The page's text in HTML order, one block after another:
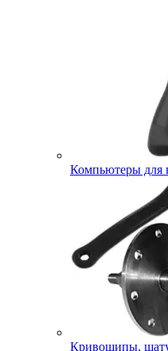
Компьютеры для
Кривошипы,